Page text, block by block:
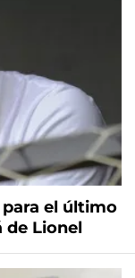
el último
de Lionel